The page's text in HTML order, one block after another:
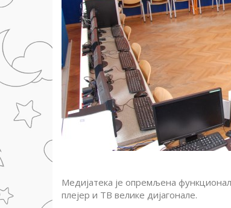
Медијатека је опремљена
плејер и ТВ велике дијагонале.